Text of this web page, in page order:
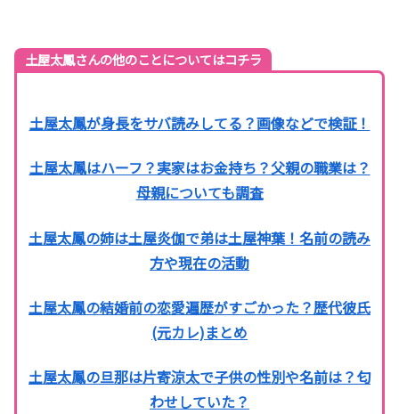
土屋太鳳さんの他のことについてはコチラ
土屋太鳳が身長をサバ読みしてる？画像などで検証！
土屋太鳳はハーフ？実家はお金持ち？父親の職業は？
母親についても調査
土屋太鳳の姉は土屋炎伽で弟は土屋神葉！名前の読み
方や現在の活動
土屋太鳳の結婚前の恋愛遍歴がすごかった？歴代彼氏
(元カレ)まとめ
土屋太鳳の旦那は片寄涼太で子供の性別や名前は？匂
わせしていた？